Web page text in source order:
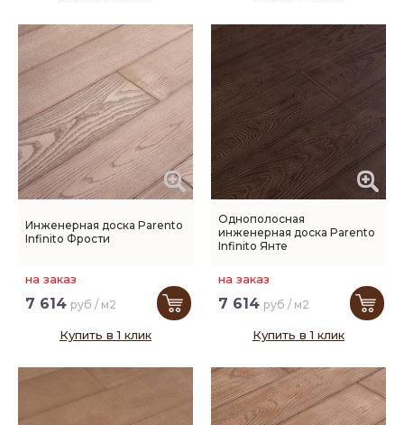
Инженерная доска Parento
Infinito Фрости
на заказ
7 614 руб / м2
Купить в 1 клик
Однополосная
инженерная доска Parento
Infinito Янте
на заказ
7 614 руб / м2
Купить в 1 клик